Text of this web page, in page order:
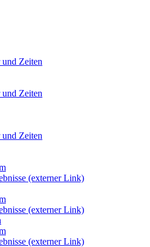
und Zeiten
und Zeiten
und Zeiten
(externer Link)
(externer Link)
(externer Link)